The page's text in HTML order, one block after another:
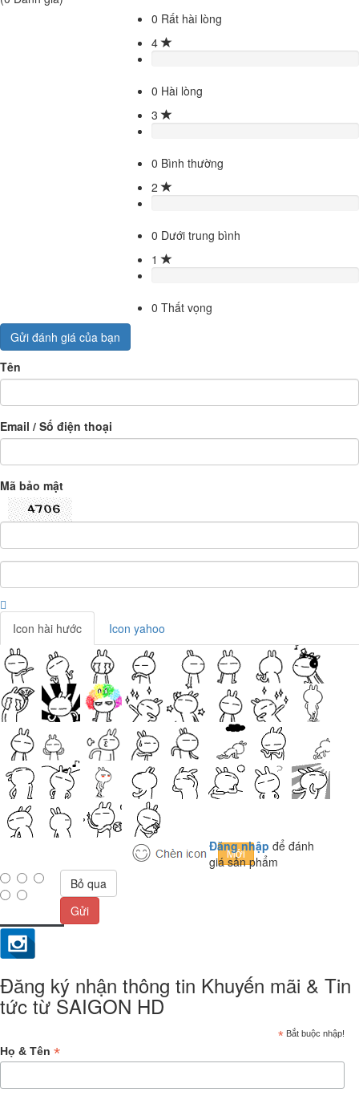
0 Rất hài lòng
4
0 Hài lòng
3
0 Bình thường
2
0 Dưới trung bình
1
0 Thất vọng
Gửi đánh giá của bạn
Tên
Email / Số điện thoại
Mã bảo mật
Icon hài hước Icon yahoo
Đăng nhập để đánh
giá sản phẩm
Bỏ qua
Gửi
Đăng ký nhận thông tin Khuyến mãi & Tin
tức từ SAIGON HD
* Bắt buộc nhập!
Họ & Tên *